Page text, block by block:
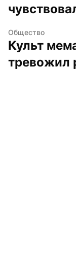
Общество
Культ
тревожил